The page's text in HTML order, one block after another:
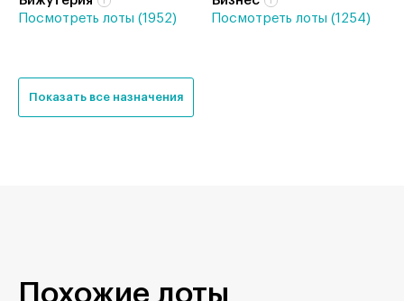
Посмотреть лоты (1952)
Посмотреть лоты (1254)
Показать все назначения
Похожие лоты